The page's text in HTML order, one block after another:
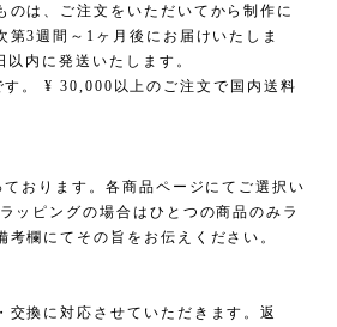
のは、ご注文をいただいてから制作に
第3週間～1ヶ月後にお届けいたしま
内に発送いたします。
。 ¥ 30,000以上のご注文で国内送料
おります。各商品ページにてご選択い
ッピングの場合はひとつの商品のみラ
考欄にてその旨をお伝えください。
交換に対応させていただきます。返